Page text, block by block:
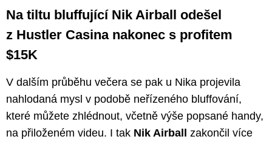
Na tiltu bluffující Nik Airball odešel
z Hustler Casina nakonec s profitem
$15K
V dalším průběhu večera se pak u Nika projevila
nahlodaná mysl v podobě neřízeného bluffování,
které můžete zhlédnout, včetně výše popsané handy,
na přiloženém videu. I tak Nik Airball zakončil více